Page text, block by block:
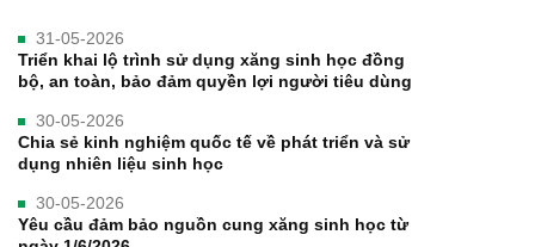
31-05-2026
Triển khai lộ trình sử dụng xăng sinh học đồng
bộ, an toàn, bảo đảm quyền lợi người tiêu dùng
30-05-2026
Chia sẻ kinh nghiệm quốc tế về phát triển và sử
dụng nhiên liệu sinh học
30-05-2026
Yêu cầu đảm bảo nguồn cung xăng sinh học từ